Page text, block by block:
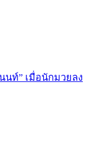
นนท์” เมื่อนักมวยลง